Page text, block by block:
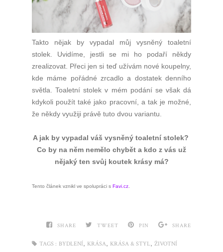
Takto nějak by vypadal můj vysněný toaletní
stolek. Uvidíme, jestli se mi ho podaří někdy
zrealizovat. Přeci jen si teď užívám nové koupelny,
kde máme pořádné zrcadlo a dostatek denního
světla. Toaletní stolek v mém podání se však dá
kdykoli použít také jako pracovní, a tak je možné,
že někdy využiji právě tuto dvou variantu.
A jak by vypadal váš vysněný toaletní stolek?
Co by na něm nemělo chybět a kdo z vás už
nějaký ten svůj koutek krásy má?
Tento článek vznikl ve spolupráci s Favi.cz
SHARE TWEET PIN SHARE
TAGS : BYDLENÍ KRÁSA KRÁSA & STYL ŽIVOTNÍ